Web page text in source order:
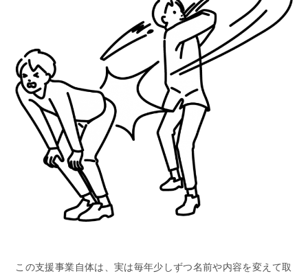
この支援事業自体は、実は毎年少しずつ名前や内容を変えて取